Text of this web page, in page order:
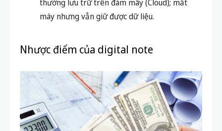
Tìm kiếm nhanh: Chỉ cần gõ từ khóa để tìm lại
từng trang vở giấy truyền thống.
màu các ý quan trọng, giúp thông tin trực
quan hơn.
Không lo thất lạc: Các ứng dụng ghi chú
thường lưu trữ trên đám mây (Cloud); mất